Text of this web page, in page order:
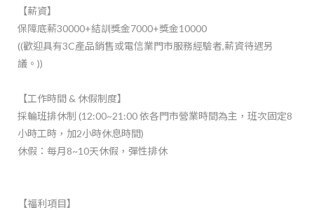
【薪資】
保障底薪30000+結訓獎金7000+獎金10000
((歡迎具有3C產品銷售或電信業門市服務經驗者,薪資待遇另
議。))
【工作時間 & 休假制度】
採輪班排休制 (12:00~21:00 依各門市營業時間為主，班次固定8
小時工時，加2小時休息時間)
休假：每月8~10天休假，彈性排休
【福利項目】